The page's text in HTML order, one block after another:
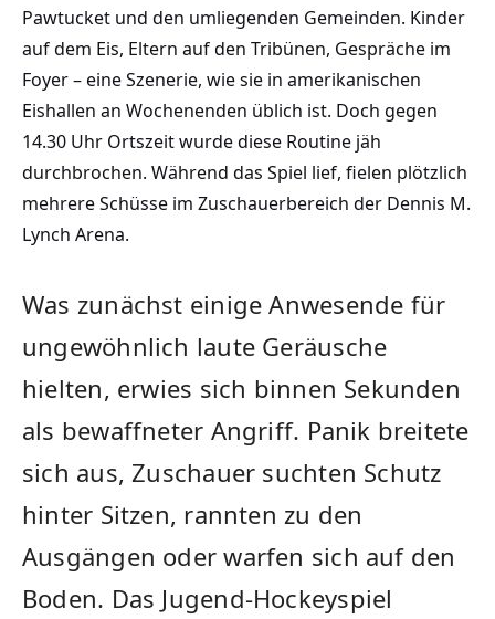
Pawtucket und den umliegenden Gemeinden. Kinder
auf dem Eis, Eltern auf den Tribünen, Gespräche im
Foyer – eine Szenerie, wie sie in amerikanischen
Eishallen an Wochenenden üblich ist. Doch gegen
14.30 Uhr Ortszeit wurde diese Routine jäh
durchbrochen. Während das Spiel lief, fielen plötzlich
mehrere Schüsse im Zuschauerbereich der Dennis M.
Lynch Arena.
Was zunächst einige Anwesende für
ungewöhnlich laute Geräusche
hielten, erwies sich binnen Sekunden
als bewaffneter Angriff. Panik breitete
sich aus, Zuschauer suchten Schutz
hinter Sitzen, rannten zu den
Ausgängen oder warfen sich auf den
Boden. Das Jugend-Hockeyspiel